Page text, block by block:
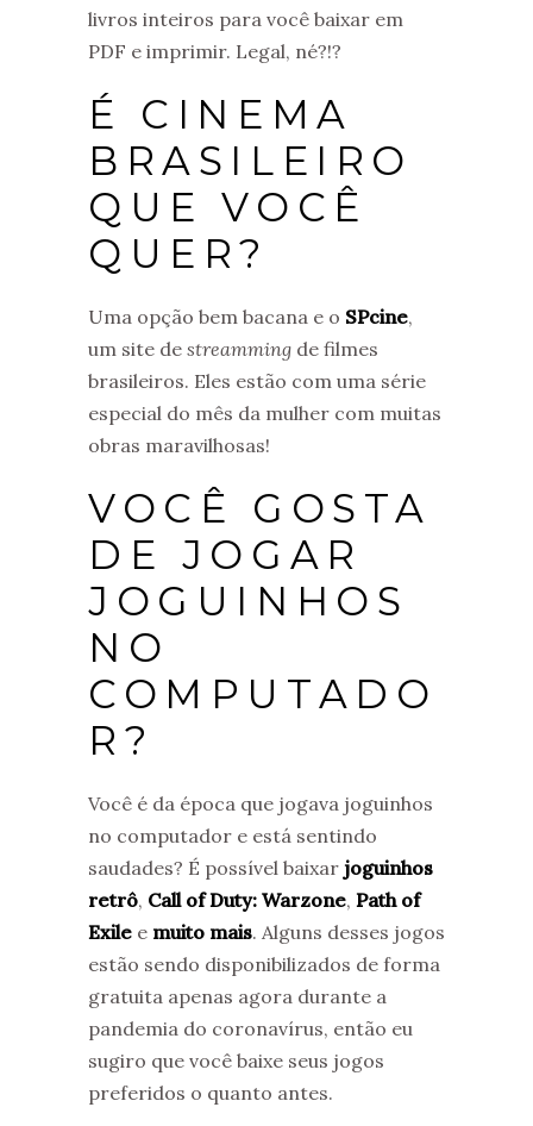
livros inteiros para você baixar em
PDF e imprimir. Legal, né?!?
É CINEMA
BRASILEIRO
QUE VOCÊ
QUER?
Uma opção bem bacana e o SPcine,
um site de streamming de filmes
brasileiros. Eles estão com uma série
especial do mês da mulher com muitas
obras maravilhosas!
VOCÊ GOSTA
DE JOGAR
JOGUINHOS
NO
COMPUTADO
R?
Você é da época que jogava joguinhos
no computador e está sentindo
saudades? É possível baixar joguinhos
retrô, Call of Duty: Warzone, Path of
Exile e muito mais. Alguns desses jogos
estão sendo disponibilizados de forma
gratuita apenas agora durante a
pandemia do coronavírus, então eu
sugiro que você baixe seus jogos
preferidos o quanto antes.